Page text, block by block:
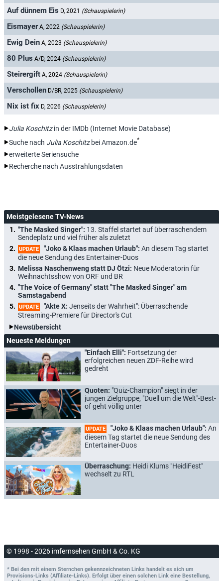
Auf dünnem Eis D, 2021 (Schauspielerin)
Eismayer A, 2022 (Schauspielerin)
Ewig Dein A, 2023 (Schauspielerin)
80 Plus A/D, 2024 (Schauspielerin)
Steirergift A, 2024 (Schauspielerin)
Verschollen D/BR, 2025 (Schauspielerin)
Nix ist fix D, 2026 (Schauspielerin)
Julia Koschitzin der IMDb (Internet Movie Database)
Suche nach Julia Koschitzbei Amazon.de*
erweiterte Seriensuche
Recherche nach Ausstrahlungsdaten
Meistgelesene TV-News
"The Masked Singer": 13. Staffel startet auf überraschendem
Sendeplatz und viel früher als zuletzt
UPDATE "Joko & Klaas machen Urlaub": An diesem Tag startet
die neue Sendung des Entertainer-Duos
Melissa Naschenweng statt DJ Ötzi: Neue Moderatorin für
Weihnachtsshow von ORF und BR
"The Voice of Germany" statt "The Masked Singer" am
Samstagabend
UPDATE "Akte X: Jenseits der Wahrheit": Überraschende
Streaming-Premiere für Director's Cut
Newsübersicht
Neueste Meldungen
"Einfach Elli": Fortsetzung der
erfolgreichen neuen ZDF-Reihe wird
gedreht
Quoten: "Quiz-Champion" siegt in der
jungen Zielgruppe, "Duell um die Welt"-Best-
of geht völlig unter
UPDATE "Joko & Klaas machen Urlaub": An
diesem Tag startet die neue Sendung des
Entertainer-Duos
Überraschung: Heidi Klums "HeidiFest"
wechselt zu RTL
© 1998 - 2026 imfernsehen GmbH & Co. KG
* Bei den mit einem Sternchen gekennzeichneten Links handelt es sich um
Provisions-Links (Affiliate-Links). Erfolgt über einen solchen Link eine Bestellung,